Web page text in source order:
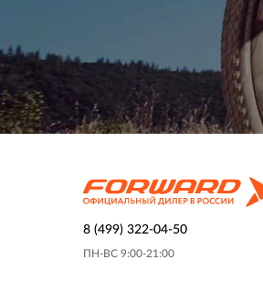
8 (499) 322-04-50
ПН-ВС 9:00-21:00